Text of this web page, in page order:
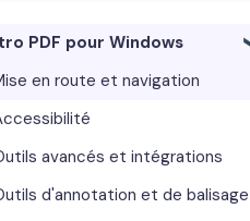
PDF pour Windows
en route et navigation
avancés et intégrations
d'annotation et de balisage